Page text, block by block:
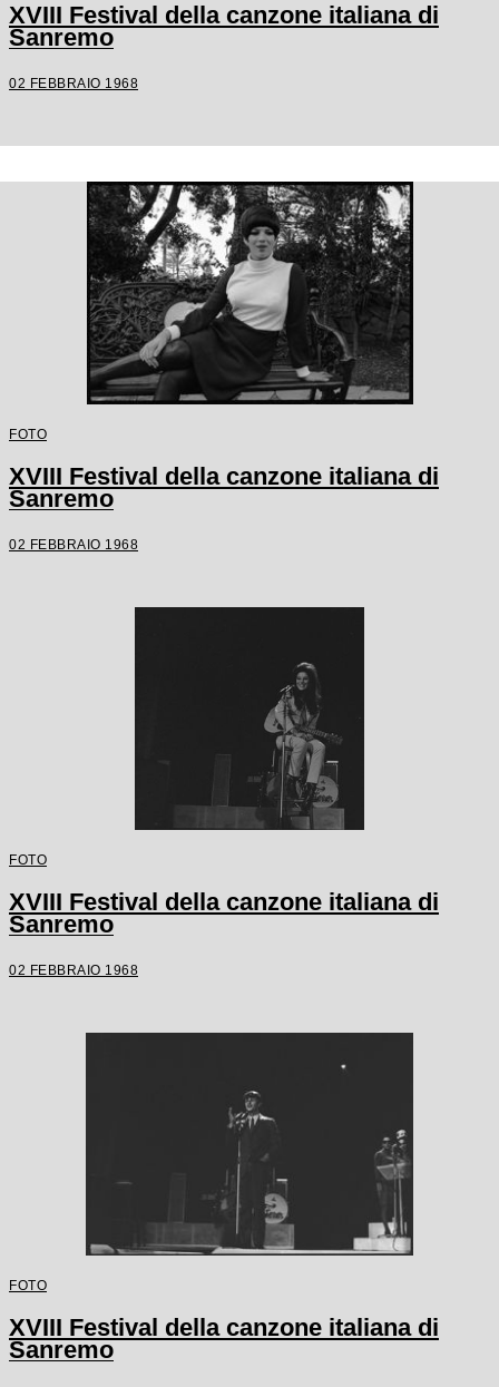
XVIII Festival della canzone italiana di
Sanremo
02 FEBBRAIO 1968
FOTO
XVIII Festival della canzone italiana di
Sanremo
02 FEBBRAIO 1968
FOTO
XVIII Festival della canzone italiana di
Sanremo
02 FEBBRAIO 1968
FOTO
XVIII Festival della canzone italiana di
Sanremo